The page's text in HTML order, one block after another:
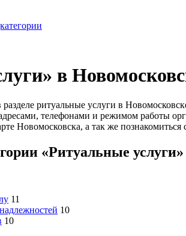
в
ритуальные услуги в
телефонами и режимом работы
Новомосковска, а так же
«Ритуальные услуги»
11
10
10